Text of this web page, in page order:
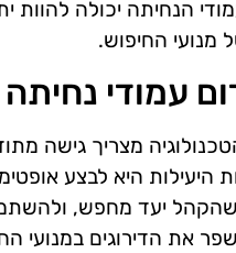
הנחיתה יכולה
מנועי החיפוש.
עמודי נחיתה
מצריך גישה
היא לבצע
שהקהל יעד מחפש,
את הדירוגים במנועי